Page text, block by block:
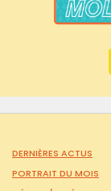
DERNIÈRES ACTUS
PORTRAIT DU MOIS